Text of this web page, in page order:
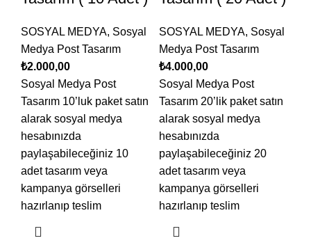
SOSYAL MEDYA, Sosyal
Medya Post Tasarım
₺2.000,00
Sosyal Medya Post
Tasarım 10’luk paket satın
alarak sosyal medya
hesabınızda
paylaşabileceğiniz 10
adet tasarım veya
kampanya görselleri
hazırlanıp teslim
SOSYAL MEDYA, Sosyal
Medya Post Tasarım
₺4.000,00
Sosyal Medya Post
Tasarım 20’lik paket satın
alarak sosyal medya
hesabınızda
paylaşabileceğiniz 20
adet tasarım veya
kampanya görselleri
hazırlanıp teslim